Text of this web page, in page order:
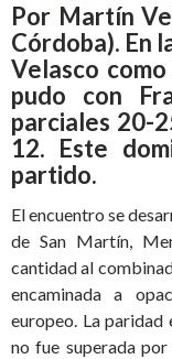
Por Martín
Córdoba). En
Velasco
pudo con
parciales 20-
12. Este
partido.
El encuentro se
de San Martín,
cantidad al
encaminada a
europeo. La paridad
no fue superada